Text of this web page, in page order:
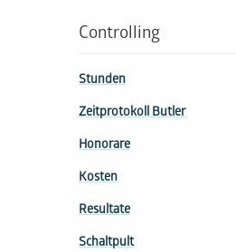
Controlling
Stunden
Zeitprotokoll Butler
Honorare
Kosten
Resultate
Schaltpult